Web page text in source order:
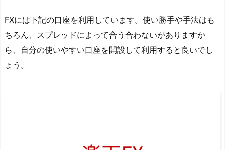
FXには下記の口座を利用しています。使い勝手や手法はも
ちろん、スプレッドによって合う合わないがありますか
ら、自分の使いやすい口座を開設して利用すると良いでし
ょう。